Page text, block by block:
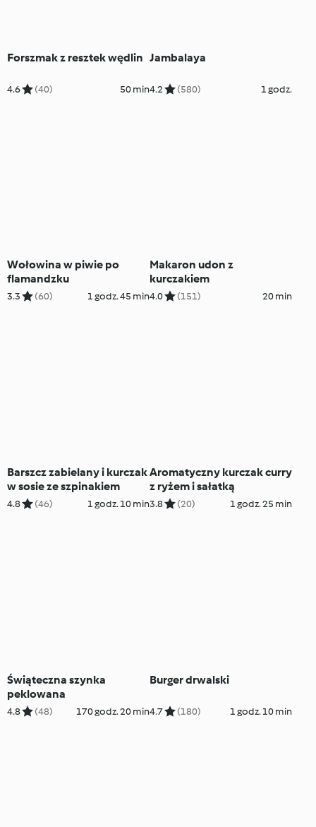
Forszmak z resztek wędlin
4.6 (40) 50 min
Jambalaya
4.2 (580) 1 godz.
Wołowina w piwie po
flamandzku
3.3 (60) 1 godz. 45 min
Makaron udon z
kurczakiem
4.0 (151) 20 min
Barszcz zabielany i kurczak
w sosie ze szpinakiem
4.8 (46) 1 godz. 10 min
Aromatyczny kurczak curry
z ryżem i sałatką
3.8 (20) 1 godz. 25 min
Świąteczna szynka
peklowana
4.8 (48) 170 godz. 20 min
Burger drwalski
4.7 (180) 1 godz. 10 min